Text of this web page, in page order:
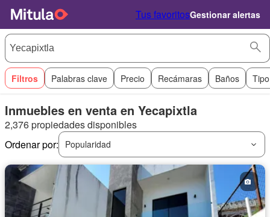
Tus favoritosGestionar alertas
Filtros Palabras clave Precio Recámaras Baños
Inmuebles en venta en Yecapixtla
2,376 propiedades disponibles
Ordenar por:
Popularidad